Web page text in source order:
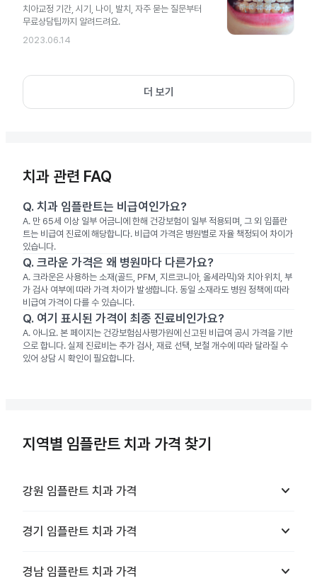
치아교정 기간, 시기, 나이, 발치, 자주 묻는 질문부터
무료상담팁까지 알려드려요.
2023.06.14
더 보기
치과 관련 FAQ
Q. 치과 임플란트는 비급여인가요?
A. 만 65세 이상 일부 어금니에 한해 건강보험이 일부 적용되며, 그 외 임플란
트는 비급여 진료에 해당합니다. 비급여 가격은 병원별로 자율 책정되어 차이가
있습니다.
Q. 크라운 가격은 왜 병원마다 다른가요?
A. 크라운은 사용하는 소재(골드, PFM, 지르코니아, 올세라믹)와 치아 위치, 부
가 검사 여부에 따라 가격 차이가 발생합니다. 동일 소재라도 병원 정책에 따라
비급여 가격이 다를 수 있습니다.
Q. 여기 표시된 가격이 최종 진료비인가요?
A. 아니요. 본 페이지는 건강보험심사평가원에 신고된 비급여 공시 가격을 기반
으로 합니다. 실제 진료비는 추가 검사, 재료 선택, 보철 개수에 따라 달라질 수
있어 상담 시 확인이 필요합니다.
지역별 임플란트 치과 가격 찾기
강원 임플란트 치과 가격 keyboard_arrow_down
경기 임플란트 치과 가격 keyboard_arrow_down
경남 임플란트 치과 가격 keyboard_arrow_down